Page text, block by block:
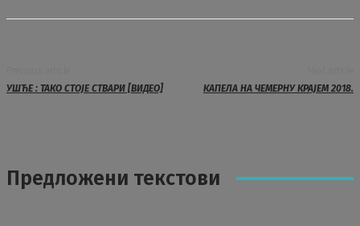
УШЋЕ : ТАКО СТОЈЕ СТВАРИ [ВИДЕО]
КАПЕЛА НА ЧЕМЕРНУ КРАЈЕМ 2018.
Предложени текстови